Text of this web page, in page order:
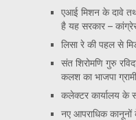
एआई मिशन के दावे
है यह सरकार –
लिसा रे की पहल से
संत शिरोमणि गुरु
कलश का भाजपा
कलेक्टर कार्यालय के
नए आपराधिक कानूनों